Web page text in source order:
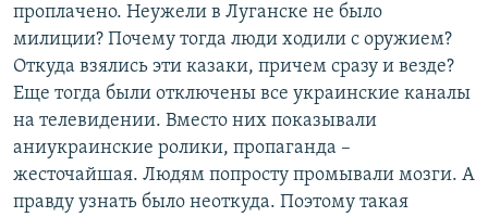
проплачено. Неужели в Луганске не было
милиции? Почему тогда люди ходили с оружием?
Откуда взялись эти казаки, причем сразу и везде?
Еще тогда были отключены все украинские каналы
на телевидении. Вместо них показывали
аниукраинские ролики, пропаганда –
жесточайшая. Людям попросту промывали мозги. А
правду узнать было неоткуда. Поэтому такая